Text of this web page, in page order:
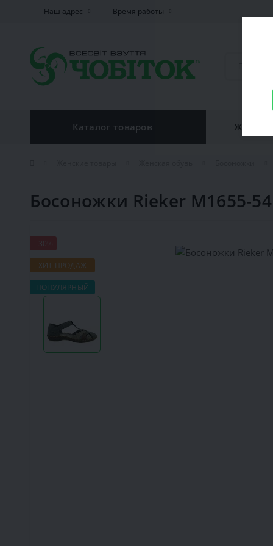
Наш адрес Время работы
Каталог товаров
Босоножки Rieker M1655-54
-30%
ХИТ ПРОДАЖ
ПОПУЛЯРНЫЙ